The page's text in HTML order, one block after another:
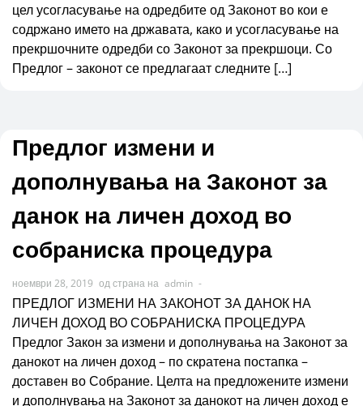
цел усогласување на одредбите од Законот во кои е
содржано името на државата, како и усогласување на
прекршочните одредби со Законот за прекршоци. Со
Предлог – законот се предлагаат следните […]
Предлог измени и
дополнувања на Законот за
данок на личен доход во
собраниска процедура
ноември 28, 2019 од страна на admin -
ПРЕДЛОГ ИЗМЕНИ НА ЗАКОНОТ ЗА ДАНОК НА
ЛИЧЕН ДОХОД ВО СОБРАНИСКА ПРОЦЕДУРА
Предлог Закон за измени и дополнувања на Законот за
данокот на личен доход – по скратена постапка –
доставен во Собрание. Целта на предложените измени
и дополнувања на Законот за данокот на личен доход е